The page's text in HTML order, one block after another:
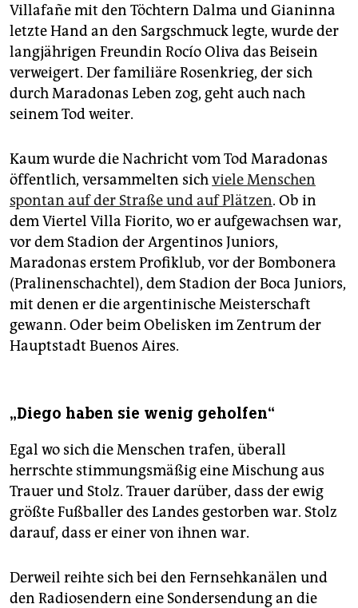
Villafañe mit den Töchtern Dalma und Gianinna
letzte Hand an den Sargschmuck legte, wurde der
langjährigen Freundin Rocío Oliva das Beisein
verweigert. Der familiäre Rosenkrieg, der sich
durch Maradonas Leben zog, geht auch nach
seinem Tod weiter.
Kaum wurde die Nachricht vom Tod Maradonas
öffentlich, versammelten sichviele Menschen
spontan auf der Straße und auf Plätzen. Ob in
dem Viertel Villa Fiorito, wo er aufgewachsen war,
vor dem Stadion der Argentinos Juniors,
Maradonas erstem Profiklub, vor der Bombonera
(Pralinenschachtel), dem Stadion der Boca Ju­niors,
mit denen er die argentinische Meisterschaft
gewann. Oder beim Obelisken im Zentrum der
Hauptstadt Buenos Aires.
„Diego haben sie wenig geholfen“
Egal wo sich die Menschen trafen, überall
herrschte stimmungsmäßig eine Mischung aus
Trauer und Stolz. Trauer darüber, dass der ewig
größte Fußballer des Landes gestorben war. Stolz
darauf, dass er einer von ihnen war.
Derweil reihte sich bei den Fernsehkanälen und
den Radiosendern eine Sondersendung an die